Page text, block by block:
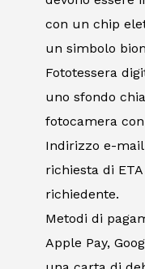
con un chip
un simbolo
Fototessera
uno sfondo
fotocamera
Indirizzo e-
richiesta di
richiedente.
Metodi di
Apple Pay,